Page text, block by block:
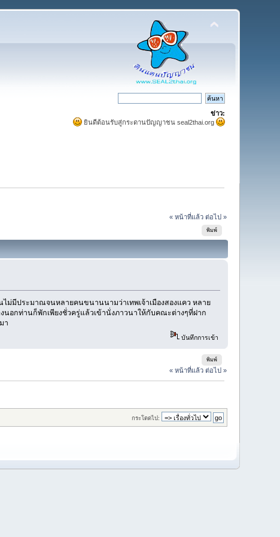
ข่าว:
ยินดีต้อนรับสู่กระดานปัญญาชน seal2thai.org
« หน้าที่แล้ว ต่อไป »
พิมพ์
ม่มีประมาณจนหลายคนขนานนามว่าเทพเจ้าเมืองสองแคว หลาย
อกท่านก็พักเพียงชั่วครู่แล้วเข้านั่งภาวนาให้กับคณะต่างๆที่ฝาก
า
บันทึกการเข้า
พิมพ์
« หน้าที่แล้ว ต่อไป »
กระโดดไป: